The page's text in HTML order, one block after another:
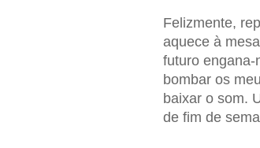
Felizmente,
aquece à
futuro engana-
bombar os
baixar o som.
de fim de